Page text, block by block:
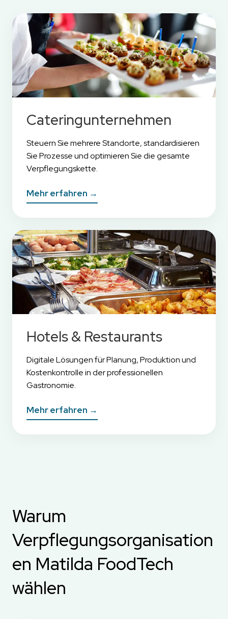
Cateringunternehmen
Steuern Sie mehrere Standorte, standardisieren
Sie Prozesse und optimieren Sie die gesamte
Verpflegungskette.
Mehr erfahren →
Hotels & Restaurants
Digitale Lösungen für Planung, Produktion und
Kostenkontrolle in der professionellen
Gastronomie.
Mehr erfahren →
Warum
Verpflegungsorganisation
en Matilda FoodTech
wählen